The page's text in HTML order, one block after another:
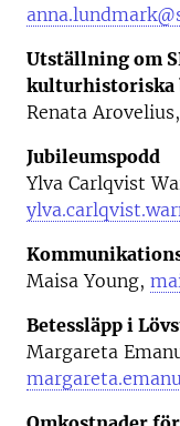
Utställning om
kulturhistoriska
Renata Arovelius,
Jubileumspodd
Ylva Carlqvist
Maisa Young,
Betessläpp i
Margareta